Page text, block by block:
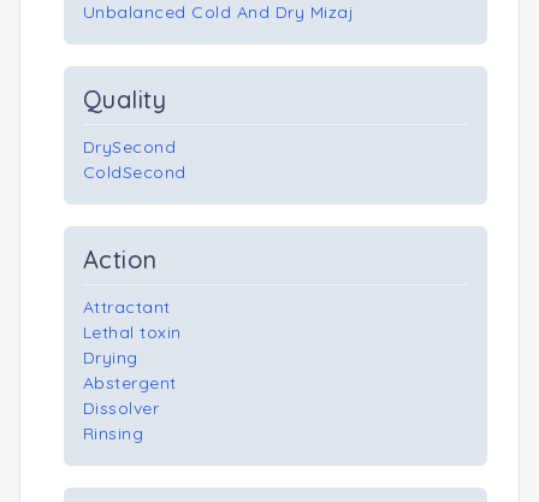
Unbalanced Cold And Dry Mizaj
Quality
DrySecond
ColdSecond
Action
Attractant
Lethal toxin
Drying
Abstergent
Dissolver
Rinsing